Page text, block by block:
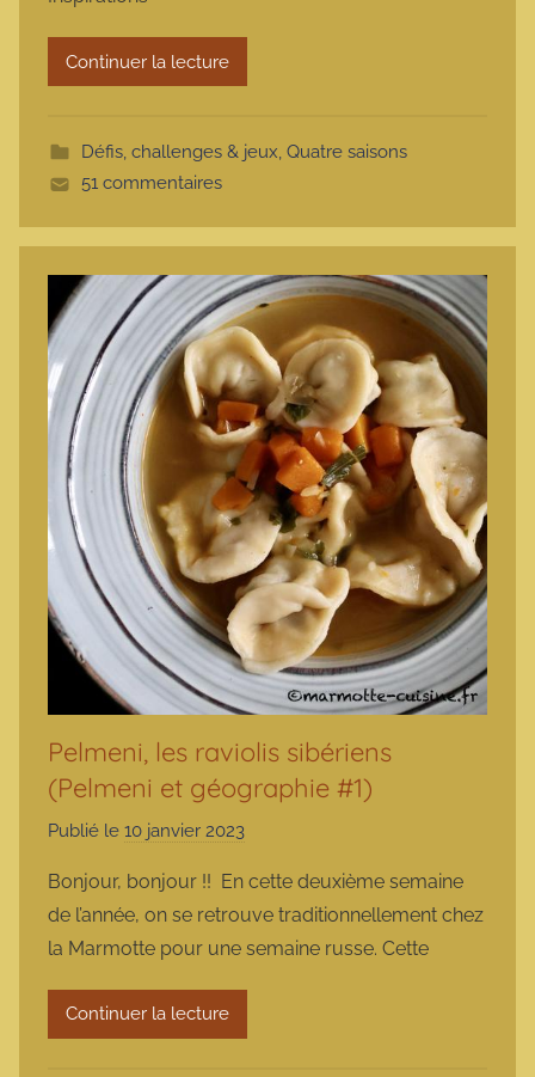
o
t
e
Continuer la lecture
Défis, challenges & jeux, Quatre saisons
51 commentaires
Pelmeni, les raviolis sibériens
(Pelmeni et géographie #1)
Publié le 10 janvier 2023
r
m
a
r
Bonjour, bonjour !! En cette deuxième semaine
de l’année, on se retrouve traditionnellement chez
la Marmotte pour une semaine russe. Cette
Continuer la lecture